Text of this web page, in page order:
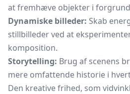
at fremhæve objekter i
Dynamiske billeder: Skab
stillbilleder ved at
komposition.
Storytelling: Brug af scenens
mere omfattende historie i
Den kreative frihed, som